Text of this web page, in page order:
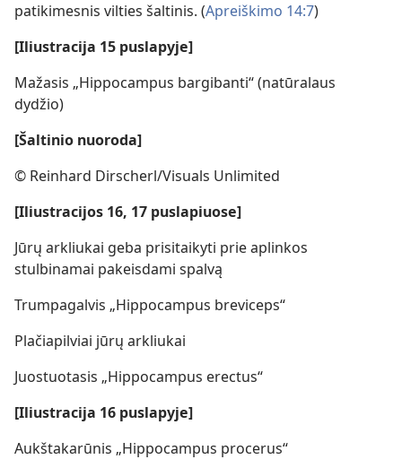
patikimesnis vilties šaltinis. (Apreiškimo 14:7)
[Iliustracija 15 puslapyje]
Mažasis „Hippocampus bargibanti“ (natūralaus
dydžio)
[Šaltinio nuoroda]
© Reinhard Dirscherl/Visuals Unlimited
[Iliustracijos 16, 17 puslapiuose]
Jūrų arkliukai geba prisitaikyti prie aplinkos
stulbinamai pakeisdami spalvą
Trumpagalvis „Hippocampus breviceps“
Plačiapilviai jūrų arkliukai
Juostuotasis „Hippocampus erectus“
[Iliustracija 16 puslapyje]
Aukštakarūnis „Hippocampus procerus“